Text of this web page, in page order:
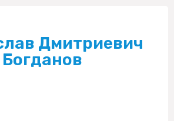
Дмитриевич
Богданов